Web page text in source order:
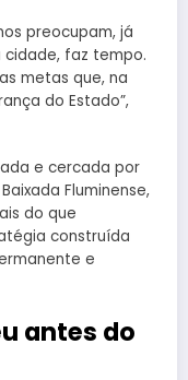
preocupam, já
faz tempo.
metas que, na
do Estado”,
e cercada por
Fluminense,
do que
construída
e
antes do